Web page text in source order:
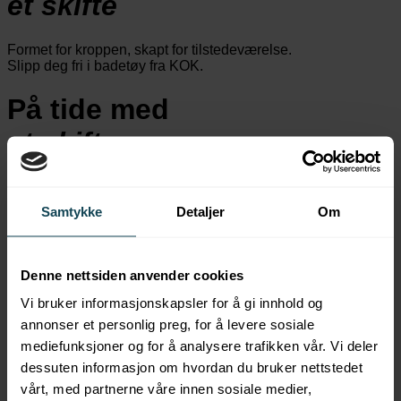
Samtykke Detaljer Om
Denne nettsiden anvender cookies
Vi bruker informasjonskapsler for å gi innhold og
annonser et personlig preg, for å levere sosiale
mediefunksjoner og for å analysere trafikken vår. Vi deler
dessuten informasjon om hvordan du bruker nettstedet
vårt, med partnerne våre innen sosiale medier,
Formet for kroppen, skapt for tilstedeværelse.
Slipp deg fri i badetøy fra KOK.
På tide med
et skifte
KOK Bøttehatt
Legg i handlekurv
So Gay Tee